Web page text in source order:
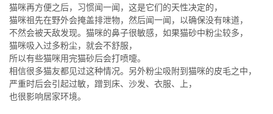
猫咪再方便之后，习惯闻一闻，这是它们的天性决定的，
猫咪祖先在野外会掩盖排泄物，然后闻一闻，以确保没有味道，
不然会被天敌发现。猫咪的鼻子很敏感，如果猫砂中粉尘较多，
猫咪吸入过多粉尘，就会不舒服，
所以有些猫咪用完猫砂后会打喷嚏。
相信很多猫友都见过这种情况。另外粉尘吸附到猫咪的皮毛之中，
严重时后会引起过敏，蹭到床、沙发、衣服、上，
也很影响居家环境。